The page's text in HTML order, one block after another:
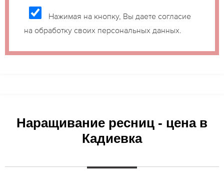
Нажимая на кнопку, Вы даете согласие
на обработку своих персональных данных.
Наращивание ресниц - цена в
Кадиевка